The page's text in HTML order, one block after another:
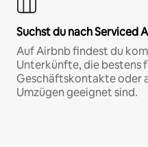
Suchst du nach Serviced
Auf Airbnb findest du
Unterkünfte, die bestens
Geschäftskontakte oder
Umzügen geeignet sind.